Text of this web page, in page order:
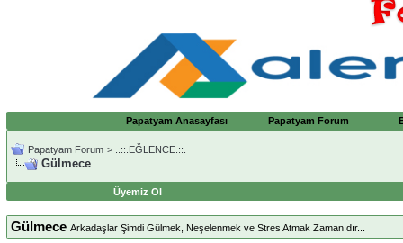
Papatyam Anasayfası Papatyam Forum
Papatyam Forum > ..::.EĞLENCE.::.
Gülmece
Üyemiz Ol
Gülmece Arkadaşlar Şimdi Gülmek, Neşelenmek ve Stres Atmak Zamanıdır...